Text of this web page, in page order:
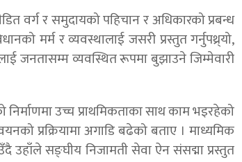
वर्ग र समुदायको पहिचान र अधिकारको प्रबन्ध
मर्म र व्यवस्थालाई जसरी प्रस्तुत गर्नुपथ्र्यो,
जनतासम्म व्यवस्थित रूपमा बुझाउने जिम्मेवारी
उच्च प्राथमिकताका साथ काम भइरहेको
प्रक्रियामा अगाडि बढेको बताए । माध्यमिक
उहाँले सङ्घीय निजामती सेवा ऐन संसद्मा प्रस्तुत